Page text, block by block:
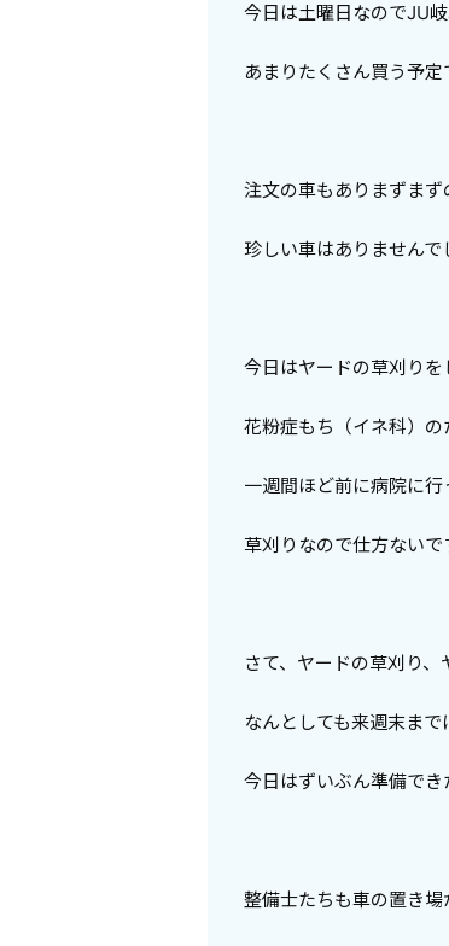
今日は土曜日なのでJU岐
あまりたくさん買う予
注文の車もありまずまず
珍しい車はありませんで
今日はヤードの草刈りを
花粉症もち（イネ科）の
一週間ほど前に病院に行
草刈りなので仕方ないで
さて、ヤードの草刈り、
なんとしても来週末まで
今日はずいぶん準備でき
整備士たちも車の置き場